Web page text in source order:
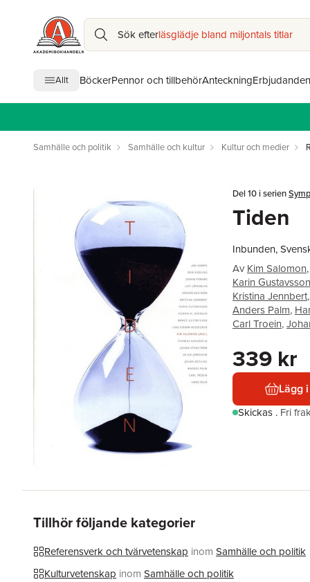
Sök efterläsglädje bland miljontals titlar
Allt BöckerPennor och tillbehörAnteckningErbjudanden
Samhälle och politik Samhälle och kultur Kultur och medier
Del 10 i serien
Tiden
Inbunden,
Av Kim Salomon,
Karin Gustavsson
Kristina Jennbert,
Anders Palm,
Carl Troein,
339 kr
Lägg
Skickas . Fri
Tillhör följande kategorier
Referensverk och tvärvetenskap inom Samhälle och politik
Kulturvetenskap inom Samhälle och politik